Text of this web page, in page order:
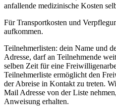
anfallende medizinische Kosten
Für Transportkosten und
aufkommen.
Teilnehmerlisten: dein Name und
Adresse, darf an Teilnehmende
selben Zeit für eine
Teilnehmerliste ermöglicht den
der Abreise in Kontakt zu treten.
Mail Adresse von der Liste
Anweisung erhalten.